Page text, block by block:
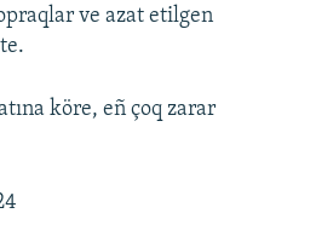
ve azat etilgen
köre, eñ çoq zarar